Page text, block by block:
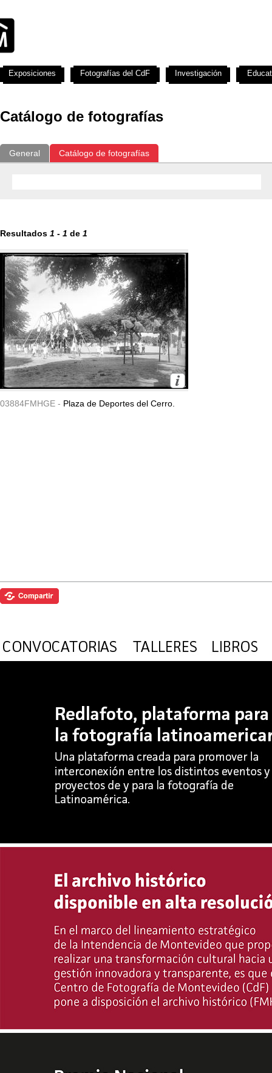
Catálogo de fotografías
General Catálogo de fotografías
Resultados 1 - 1 de 1
03884FMHGE - Plaza de Deportes del Cerro.
Exposiciones Fotografías del CdF Investigación